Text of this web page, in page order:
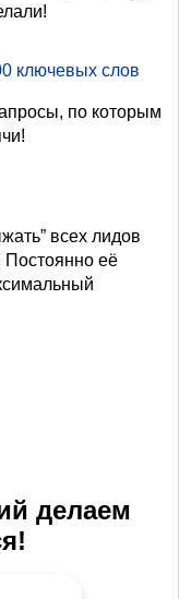
ключевых слов
по которым
всех лидов
Постоянно её
делаем